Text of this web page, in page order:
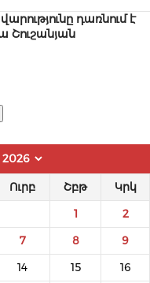
դառնում է
Շուշանյան
Ուրբ Շբթ Կրկ
1 2
7 8 9
14 15 16